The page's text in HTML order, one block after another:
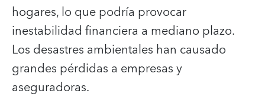
hogares, lo que podría provocar
inestabilidad financiera a mediano plazo.
Los desastres ambientales han causado
grandes pérdidas a empresas y
aseguradoras.